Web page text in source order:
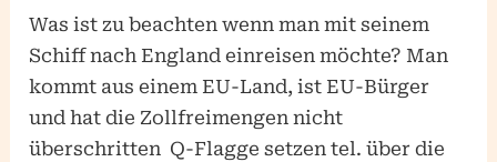
Was ist zu beachten wenn man mit seinem
Schiff nach England einreisen möchte? Man
kommt aus einem EU-Land, ist EU-Bürger
und hat die Zollfreimengen nicht
überschritten Q-Flagge setzen tel. über die